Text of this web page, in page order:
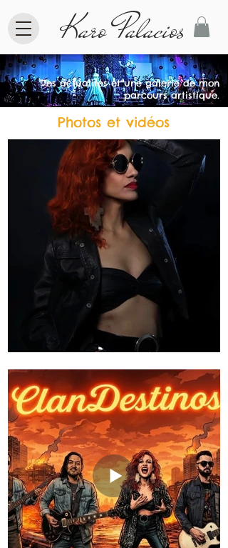
Karo Palacios
Des actualités et une galerie de mon
parcours artistique.
Photos et vidéos